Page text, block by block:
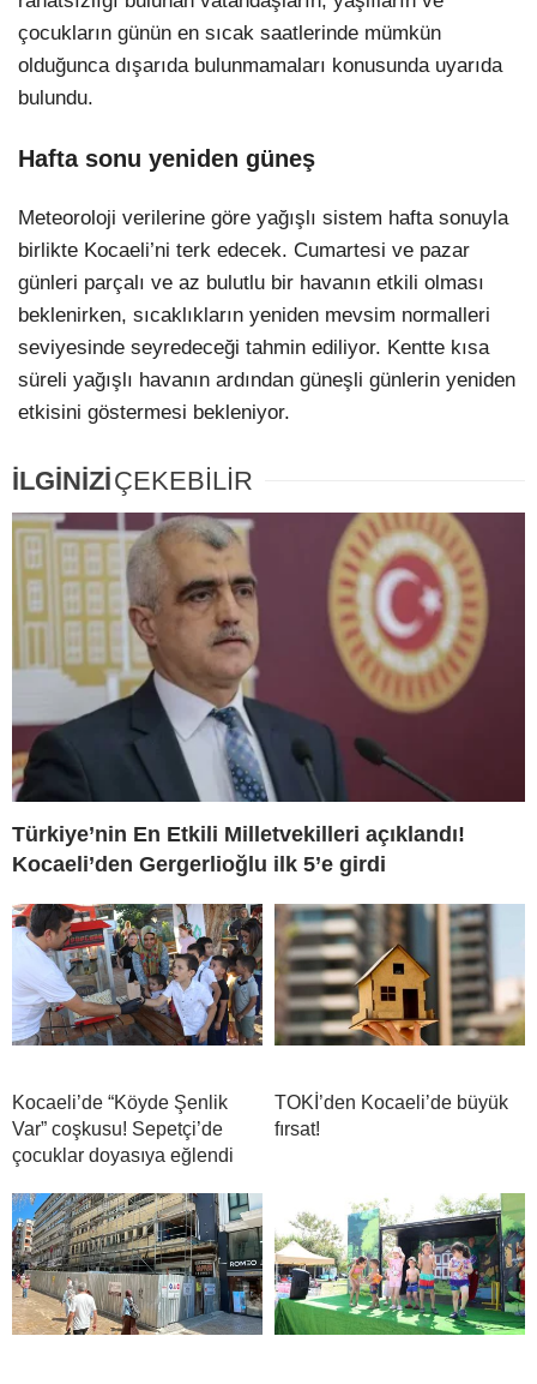
çocukların günün en sıcak saatlerinde mümkün
olduğunca dışarıda bulunmamaları konusunda uyarıda
bulundu.
Hafta sonu yeniden güneş
Meteoroloji verilerine göre yağışlı sistem hafta sonuyla
birlikte Kocaeli’ni terk edecek. Cumartesi ve pazar
günleri parçalı ve az bulutlu bir havanın etkili olması
beklenirken, sıcaklıkların yeniden mevsim normalleri
seviyesinde seyredeceği tahmin ediliyor. Kentte kısa
süreli yağışlı havanın ardından güneşli günlerin yeniden
etkisini göstermesi bekleniyor.
İLGİNİZİÇEKEBİLİR
Türkiye’nin En Etkili Milletvekilleri açıklandı!
Kocaeli’den Gergerlioğlu ilk 5’e girdi
Kocaeli’de “Köyde Şenlik
Var” coşkusu! Sepetçi’de
çocuklar doyasıya eğlendi
TOKİ’den Kocaeli’de büyük
fırsat!